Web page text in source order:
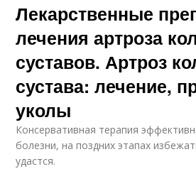
Лекарственные
лечения артроза
суставов. Артроз
сустава: лечение,
уколы
Консервативная терапия
болезни, на поздних этапах
удастся.